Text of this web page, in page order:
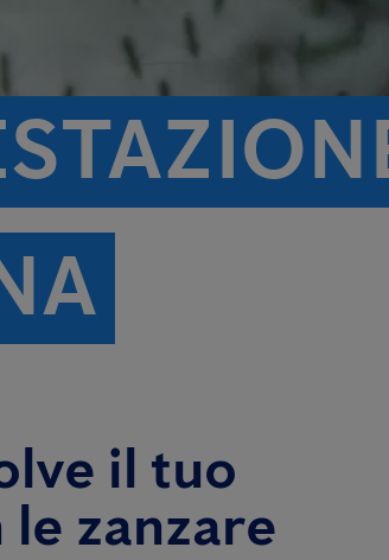
il tuo
zanzare